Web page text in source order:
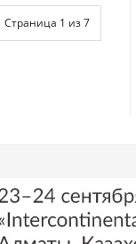
Страница 1 из 7